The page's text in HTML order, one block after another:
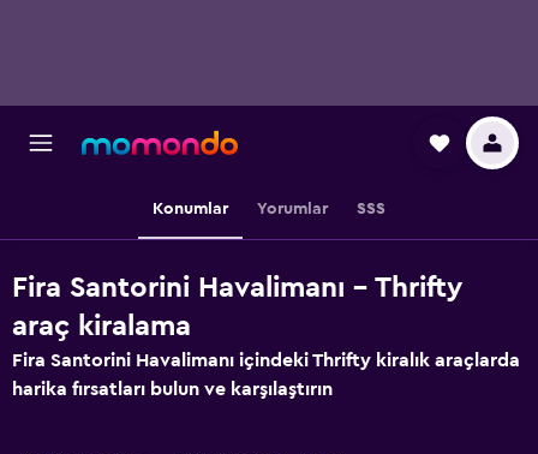
Konumlar Yorumlar SSS
Fira Santorini Havalimanı - Thrifty
araç kiralama
Fira Santorini Havalimanı içindeki Thrifty kiralık araçlarda
harika fırsatları bulun ve karşılaştırın